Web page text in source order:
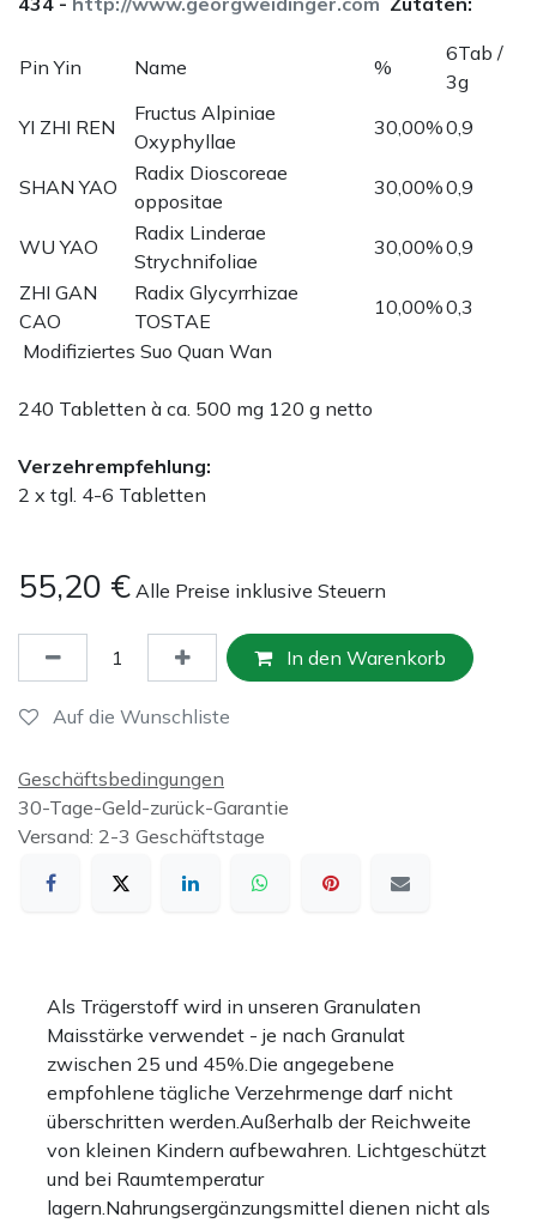
Pin Yin Name %
6Tab /
3g
YI ZHI REN
Fructus Alpiniae
Oxyphyllae
30,00%0,9
SHAN YAO
Radix Dioscoreae
oppositae
30,00%0,9
WU YAO
Radix Linderae
Strychnifoliae
30,00%0,9
ZHI GAN
CAO
Radix Glycyrrhizae
TOSTAE
10,00%0,3
Modifiziertes Suo Quan Wan
240 Tabletten à ca. 500 mg 120 g netto
Verzehrempfehlung:
2 x tgl. 4-6 Tabletten
55,20 € Alle Preise inklusive Steuern
In den Warenkorb
Auf die Wunschliste
Geschäftsbedingungen
30-Tage-Geld-zurück-Garantie
Versand: 2-3 Geschäftstage
Als Trägerstoff wird in unseren Granulaten
Maisstärke verwendet - je nach Granulat
zwischen 25 und 45%.Die angegebene
empfohlene tägliche Verzehrmenge darf nicht
überschritten werden.Außerhalb der Reichweite
von kleinen Kindern aufbewahren. Lichtgeschützt
und bei Raumtemperatur
lagern.Nahrungsergänzungsmittel dienen nicht als